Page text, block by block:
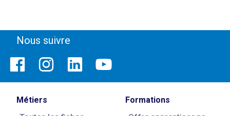
Nous suivre
Métiers
Formations